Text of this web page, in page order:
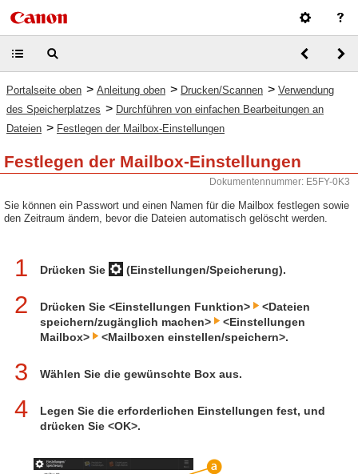
Portalseite oben > Anleitung oben > Drucken/Scannen > Verwendung
des Speicherplatzes > Durchführen von einfachen Bearbeitungen an
Dateien > Festlegen der Mailbox-Einstellungen
Festlegen der Mailbox-Einstellungen
Dokumentennummer: E5FY-0K3
Sie können ein Passwort und einen Namen für die Mailbox festlegen sowie
den Zeitraum ändern, bevor die Dateien automatisch gelöscht werden.
1 Drücken Sie (Einstellungen/Speicherung).
2 Drücken Sie <Einstellungen Funktion>
<Dateien
speichern/zugänglich machen>
<Einstellungen
Mailbox>
<Mailboxen einstellen/speichern>.
3 Wählen Sie die gewünschte Box aus.
4
Legen Sie die erforderlichen Einstellungen fest, und
drücken Sie <OK>.